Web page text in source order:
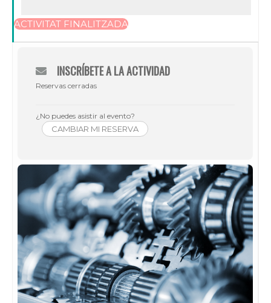
ACTIVITAT FINALITZADA
INSCRÍBETE A LA ACTIVIDAD
Reservas cerradas
¿No puedes asistir al evento?
CAMBIAR MI RESERVA